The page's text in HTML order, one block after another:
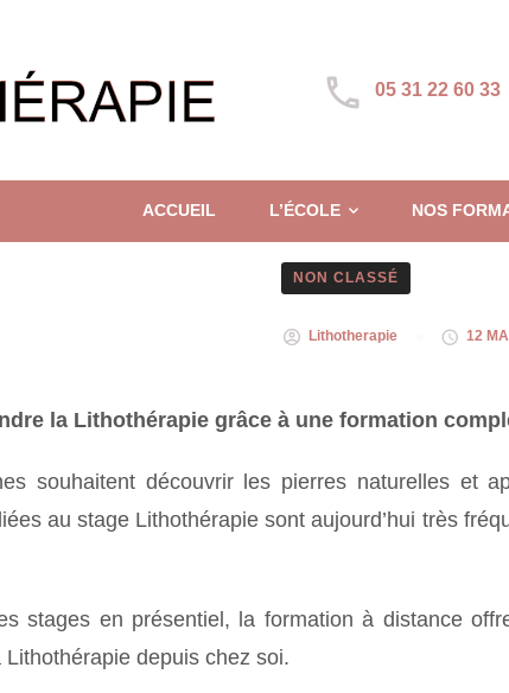
05 31 22 60 33
ACCUEIL L’ÉCOLE NOS
NON CLASSÉ
Lithotherapie 12
la Lithothérapie grâce à une formation
souhaitent découvrir les pierres naturelles et
au stage Lithothérapie sont aujourd’hui très
stages en présentiel, la formation à distance
depuis chez soi.